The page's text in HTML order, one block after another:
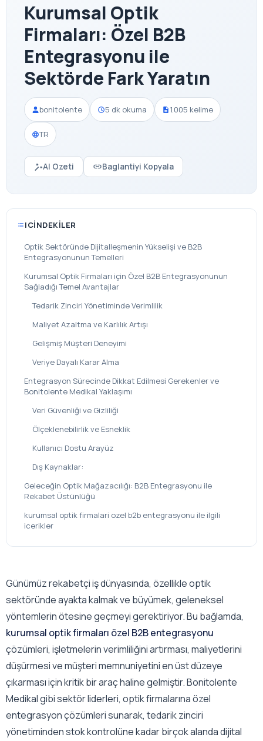
Kurumsal Optik
Firmaları: Özel B2B
Entegrasyonu ile
Sektörde Fark Yaratın
bonitolente 5 dk okuma 1.005 kelime
TR
AI Ozeti Baglantiyi Kopyala
ICINDEKILER
Optik Sektöründe Dijitalleşmenin Yükselişi ve B2B
Entegrasyonunun Temelleri
Kurumsal Optik Firmaları için Özel B2B Entegrasyonunun
Sağladığı Temel Avantajlar
Tedarik Zinciri Yönetiminde Verimlilik
Maliyet Azaltma ve Karlılık Artışı
Gelişmiş Müşteri Deneyimi
Veriye Dayalı Karar Alma
Entegrasyon Sürecinde Dikkat Edilmesi Gerekenler ve
Bonitolente Medikal Yaklaşımı
Veri Güvenliği ve Gizliliği
Ölçeklenebilirlik ve Esneklik
Kullanıcı Dostu Arayüz
Dış Kaynaklar:
Geleceğin Optik Mağazacılığı: B2B Entegrasyonu ile
Rekabet Üstünlüğü
kurumsal optik firmalari ozel b2b entegrasyonu ile ilgili
icerikler
Günümüz rekabetçi iş dünyasında, özellikle optik
sektöründe ayakta kalmak ve büyümek, geleneksel
yöntemlerin ötesine geçmeyi gerektiriyor. Bu bağlamda,
kurumsal optik firmaları özel B2B entegrasyonu
çözümleri, işletmelerin verimliliğini artırması, maliyetlerini
düşürmesi ve müşteri memnuniyetini en üst düzeye
çıkarması için kritik bir araç haline gelmiştir. Bonitolente
Medikal gibi sektör liderleri, optik firmalarına özel
entegrasyon çözümleri sunarak, tedarik zinciri
yönetiminden stok kontrolüne kadar birçok alanda dijital